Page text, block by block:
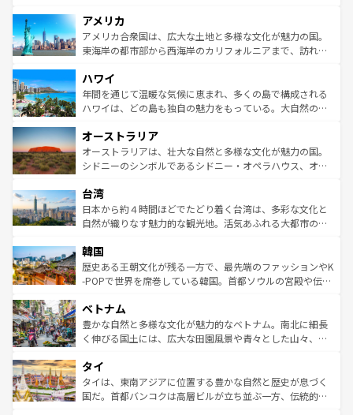
ンツ一覧を参照してほしい。
の建物がそのまま残る町や、スイスならではのユニークな
博物館もあり、アルプス観光だけでなく町歩きも満喫する
ことができる。国民の所得が高いため物価も高いが、旅行
ば市内交通費無料で観光を楽しむこともできる。 なお、新
着のスイス情報はコンテンツ一覧 を参照してほしい。
アメリカ
アメリカ合衆国は、広大な土地と多様な文化が魅力の国。
東海岸の都市部から西海岸のカリフォルニアまで、訪れる
のような巨大都市は、観光、ショッピング、エンターテイ
ンメントが詰まった刺激的なスポットだ。一方、アメリカ
西部には大自然が広がり、グランドキャニオンやイエロー
部のニューオーリンズでは、音楽と美食が融合した独特の
文化が魅力。旅行者はアメリカの各地域で異なる魅力を楽
しみながら、その多様性と豊かな歴史を感じることができ
ならではの贅沢な旅のスタイルだ。 なお、新着のアメリカ
情報はコンテンツ一覧を参照してほしい。
ハワイ
年間を通じて温暖な気候に恵まれ、多くの島で構成される
ハワイは、どの島も独自の魅力をもっている。大自然の神
ワイ島は見逃せない。また、定番の観光地といえばオアフ
島だが、静かな自然を求めるならマウイ島やカウアイ島が
おすすめ。エメラルドグリーンに輝く海をはじめ、豊かな
れるおもてなしの心で訪れる人々を迎えてくれるハワイの
人々、おいしいローカルフードやハワイアンミュージッ
ク、伝統的なフラダンスなど、すべてがハワイの魅力を彩
ワイを、存分に味わってほしい。 なお、新着のハワイ情報
はコンテンツ一覧を参照してほしい。
オーストラリア
オーストラリアは、壮大な自然と多様な文化が魅力の国。
シドニーのシンボルであるシドニー・オペラハウス、オー
リアリーフや大陸中央部にそびえるウルル（エアーズロッ
ク）、タスマニアの美しい原生林やケアンズの熱帯雨林な
ど、見どころがたくさん。また、カフェやワイン、オージ
いる。アクティビティも充実しており、サーフィンやダイ
ビング、ハイキングなど、アウトドア好きにはたまらな
い。オーストラリアの多彩な魅力を存分に味わいつくそ
参照してほしい。
台湾
日本から約４時間ほどでたどり着く台湾は、多彩な文化と
自然が織りなす魅力的な観光地。活気あふれる大都市の台
ン）、静ひつな山岳地帯である台湾東部など、都市の喧騒
と山間の静けさが共存しており、訪れる人に新しい発見と
驚きをもたらしてくれる。また、奥深い台湾の食文化も魅
容にもいいと評判のスイーツなど、バラエティ豊かな料理
が味わえる。 なお、新着の台湾情報は コンテンツ一覧を参
照してほしい。
韓国
歴史ある王朝文化が残る一方で、最先端のファッションやK
-POPで世界を席巻している韓国。首都ソウルの宮殿や伝統
き、地方に足を延ばせば四季折々の自然美を楽しむことが
できる。そして、キムチや焼肉、絶品のストリートフード
まで、さまざまな韓国料理が待っている。夜には、韓国な
リティに包まれながら、韓国の多彩な魅力を心ゆくまで味
わってみてほしい。 なお、新着の韓国情報はコンテンツ一
覧を参照してほしい。
ベトナム
豊かな自然と多様な文化が魅力的なベトナム。南北に細長
く伸びる国土には、広大な田園風景や青々とした山々、世
急速な発展と共に伝統が息づく。ハノイの古い町並みやホ
ーチミン市のフランス統治時代の建物も、独特の雰囲気を
醸し出している。また、バラエティの豊かさとおいしさで
タイ
タイは、東南アジアに位置する豊かな自然と歴史が息づく
国だ。首都バンコクは高層ビルが立ち並ぶ一方、伝統的な